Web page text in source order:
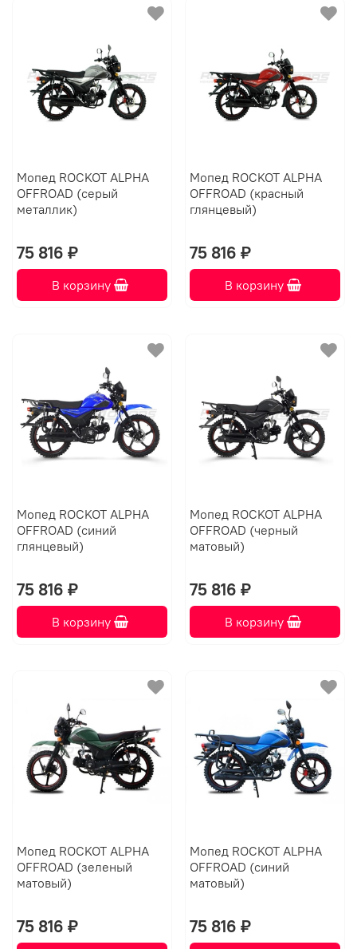
Мопед ROCKOT ALPHA
OFFROAD (серый
металлик)
75 816 ₽
В корзину
Мопед ROCKOT ALPHA
OFFROAD (красный
глянцевый)
75 816 ₽
В корзину
Мопед ROCKOT ALPHA
OFFROAD (синий
глянцевый)
75 816 ₽
В корзину
Мопед ROCKOT ALPHA
OFFROAD (черный
матовый)
75 816 ₽
В корзину
Мопед ROCKOT ALPHA
OFFROAD (зеленый
матовый)
75 816 ₽
Мопед ROCKOT ALPHA
OFFROAD (синий
матовый)
75 816 ₽